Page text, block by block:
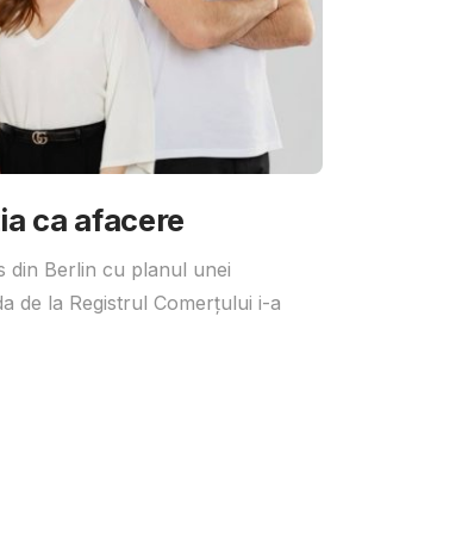
ca afacere
din Berlin cu planul unei
de la Registrul Comerțului i-a